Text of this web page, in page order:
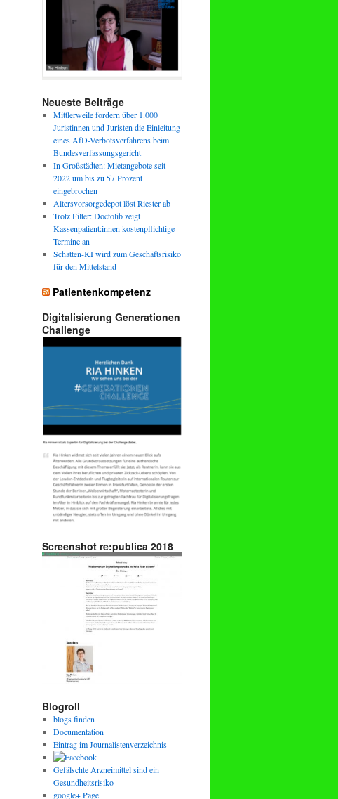
Neueste Beiträge
Mittlerweile fordern über 1.000
Juristinnen und Juristen die Einleitung
eines AfD-Verbotsverfahrens beim
Bundesverfassungsgericht
In Großstädten: Mietangebote seit
2022 um bis zu 57 Prozent
eingebrochen
Altersvorsorgedepot löst Riester ab
Trotz Filter: Doctolib zeigt
Kassenpatient:innen kostenpflichtige
Termine an
Schatten-KI wird zum Geschäftsrisiko
für den Mittelstand
Patientenkompetenz
Digitalisierung Generationen
Challenge
Screenshot re:publica 2018
Blogroll
blogs finden
Documentation
Eintrag im Journalistenverzeichnis
Gefälschte Arzneimittel sind ein
Gesundheitsrisiko
google+ Page